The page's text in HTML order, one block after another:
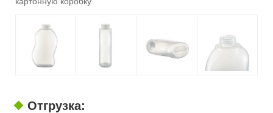
Отгрузка: